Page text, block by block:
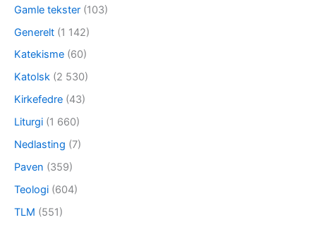
Gamle tekster (103)
Generelt (1 142)
Katekisme (60)
Katolsk (2 530)
Kirkefedre (43)
Liturgi (1 660)
Nedlasting (7)
Paven (359)
Teologi (604)
TLM (551)